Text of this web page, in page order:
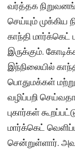
வர்த்தக
செய்யும்
காந்தி மார்க்கெட்
இருக்கும்.
இந்நிலையில்
பொதுமக்கள்
வழிப்பறி
புகார்கள்
மார்க்கெட்
சென்றுள்ளார்.